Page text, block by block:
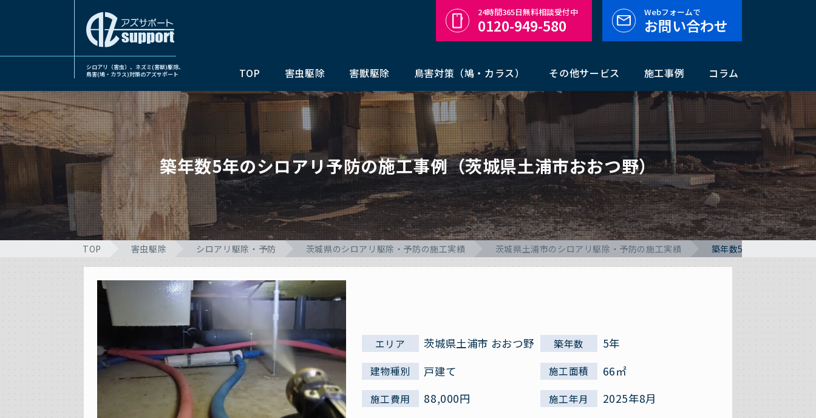
シロアリ（害虫）、ネズミ(害獣)駆除、
鳥害(鳩・カラス)対策のアズサポート
TOP 害虫駆除 害獣駆除 鳥害対策（鳩・カラス） その他サービス 施工事例 コラム
24時間365日無料相談受付中
0120-949-580
Webフォームで
お問い合わせ
築年数5年のシロアリ予防の施工事例（茨城県土浦市おおつ野）
TOP 害虫駆除 シロアリ駆除・予防 茨城県のシロアリ駆除・予防の施工実績 茨城県土浦市のシロアリ駆除・予防の施工実績 築年数5年のシロアリ予
エリア 茨城県土浦市 おおつ野 築年数 5年
建物種別 戸建て 施工面積 66㎡
施工費用 88,000円 施工年月 2025年8月